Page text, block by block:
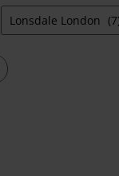
Lonsdale London